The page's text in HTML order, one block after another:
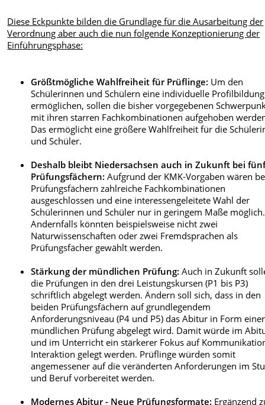
Diese Eckpunkte bilden die Grundlage für die Ausarbeitung der
Verordnung aber auch die nun folgende Konzeptionierung der
Einführungsphase:
Größtmögliche Wahlfreiheit für Prüflinge: Um den
Schülerinnen und Schülern eine individuelle
ermöglichen, sollen die bisher vorgegebenen
mit ihren starren Fachkombinationen aufgehoben
Das ermöglicht eine größere Wahlfreiheit für die
und Schüler.
Deshalb bleibt Niedersachsen auch in Zukunft bei
Prüfungsfächern: Aufgrund der KMK-Vorgaben wären
Prüfungsfächern zahlreiche Fachkombinationen
ausgeschlossen und eine interessengeleitete Wahl der
Schülerinnen und Schüler nur in geringem Maße möglich.
Andernfalls könnten beispielsweise nicht zwei
Naturwissenschaften oder zwei Fremdsprachen als
Prüfungsfächer gewählt werden.
Stärkung der mündlichen Prüfung: Auch in Zukunft
die Prüfungen in den drei Leistungskursen (P1 bis P3)
schriftlich abgelegt werden. Ändern soll sich, dass in den
beiden Prüfungsfächern auf grundlegendem
Anforderungsniveau (P4 und P5) das Abitur in Form einer
mündlichen Prüfung abgelegt wird. Damit würde im
und im Unterricht ein stärkerer Fokus auf
Interaktion gelegt werden. Prüflinge würden somit
angemessener auf die veränderten Anforderungen im
und Beruf vorbereitet werden.
Modernes Abitur - Neue Prüfungsformate: Ergänzend